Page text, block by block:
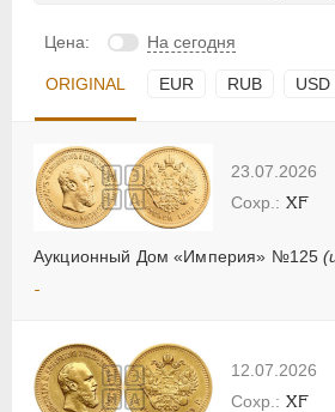
Цена: На сегодня
ORIGINAL EUR RUB USD
23.07.2026
Аукционный Дом «Империя» №125
XF
-
12.07.2026
XF